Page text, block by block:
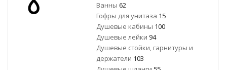
Ванны 62
Гофры для унитаза 15
Душевые кабины 100
Душевые лейки 94
Душевые стойки, гарнитуры и
держатели 103